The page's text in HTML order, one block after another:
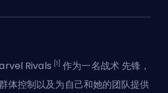
Rivals [1] 作为一名战术 先锋 ，
体控制以及为自己和她的团队提供